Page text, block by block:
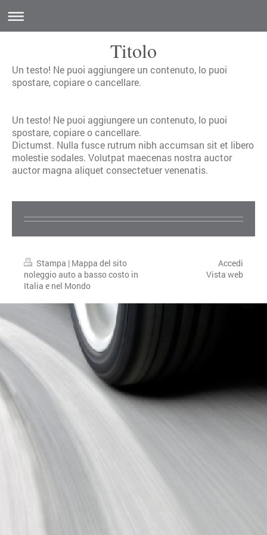
Titolo
Un testo! Ne puoi aggiungere un contenuto, lo puoi
spostare, copiare o cancellare.
Un testo! Ne puoi aggiungere un contenuto, lo puoi
spostare, copiare o cancellare.
Dictumst. Nulla fusce rutrum nibh accumsan sit et libero
molestie sodales. Volutpat maecenas nostra auctor
auctor magna aliquet consectetuer venenatis.
Stampa | Mappa del sito
noleggio auto a basso costo in
Italia e nel Mondo
Accedi
Vista web